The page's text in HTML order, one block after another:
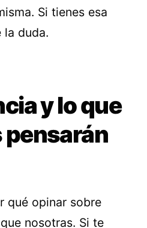
Si tienes esa
la duda.
y lo que
pensarán
qué opinar sobre
nosotras. Si te